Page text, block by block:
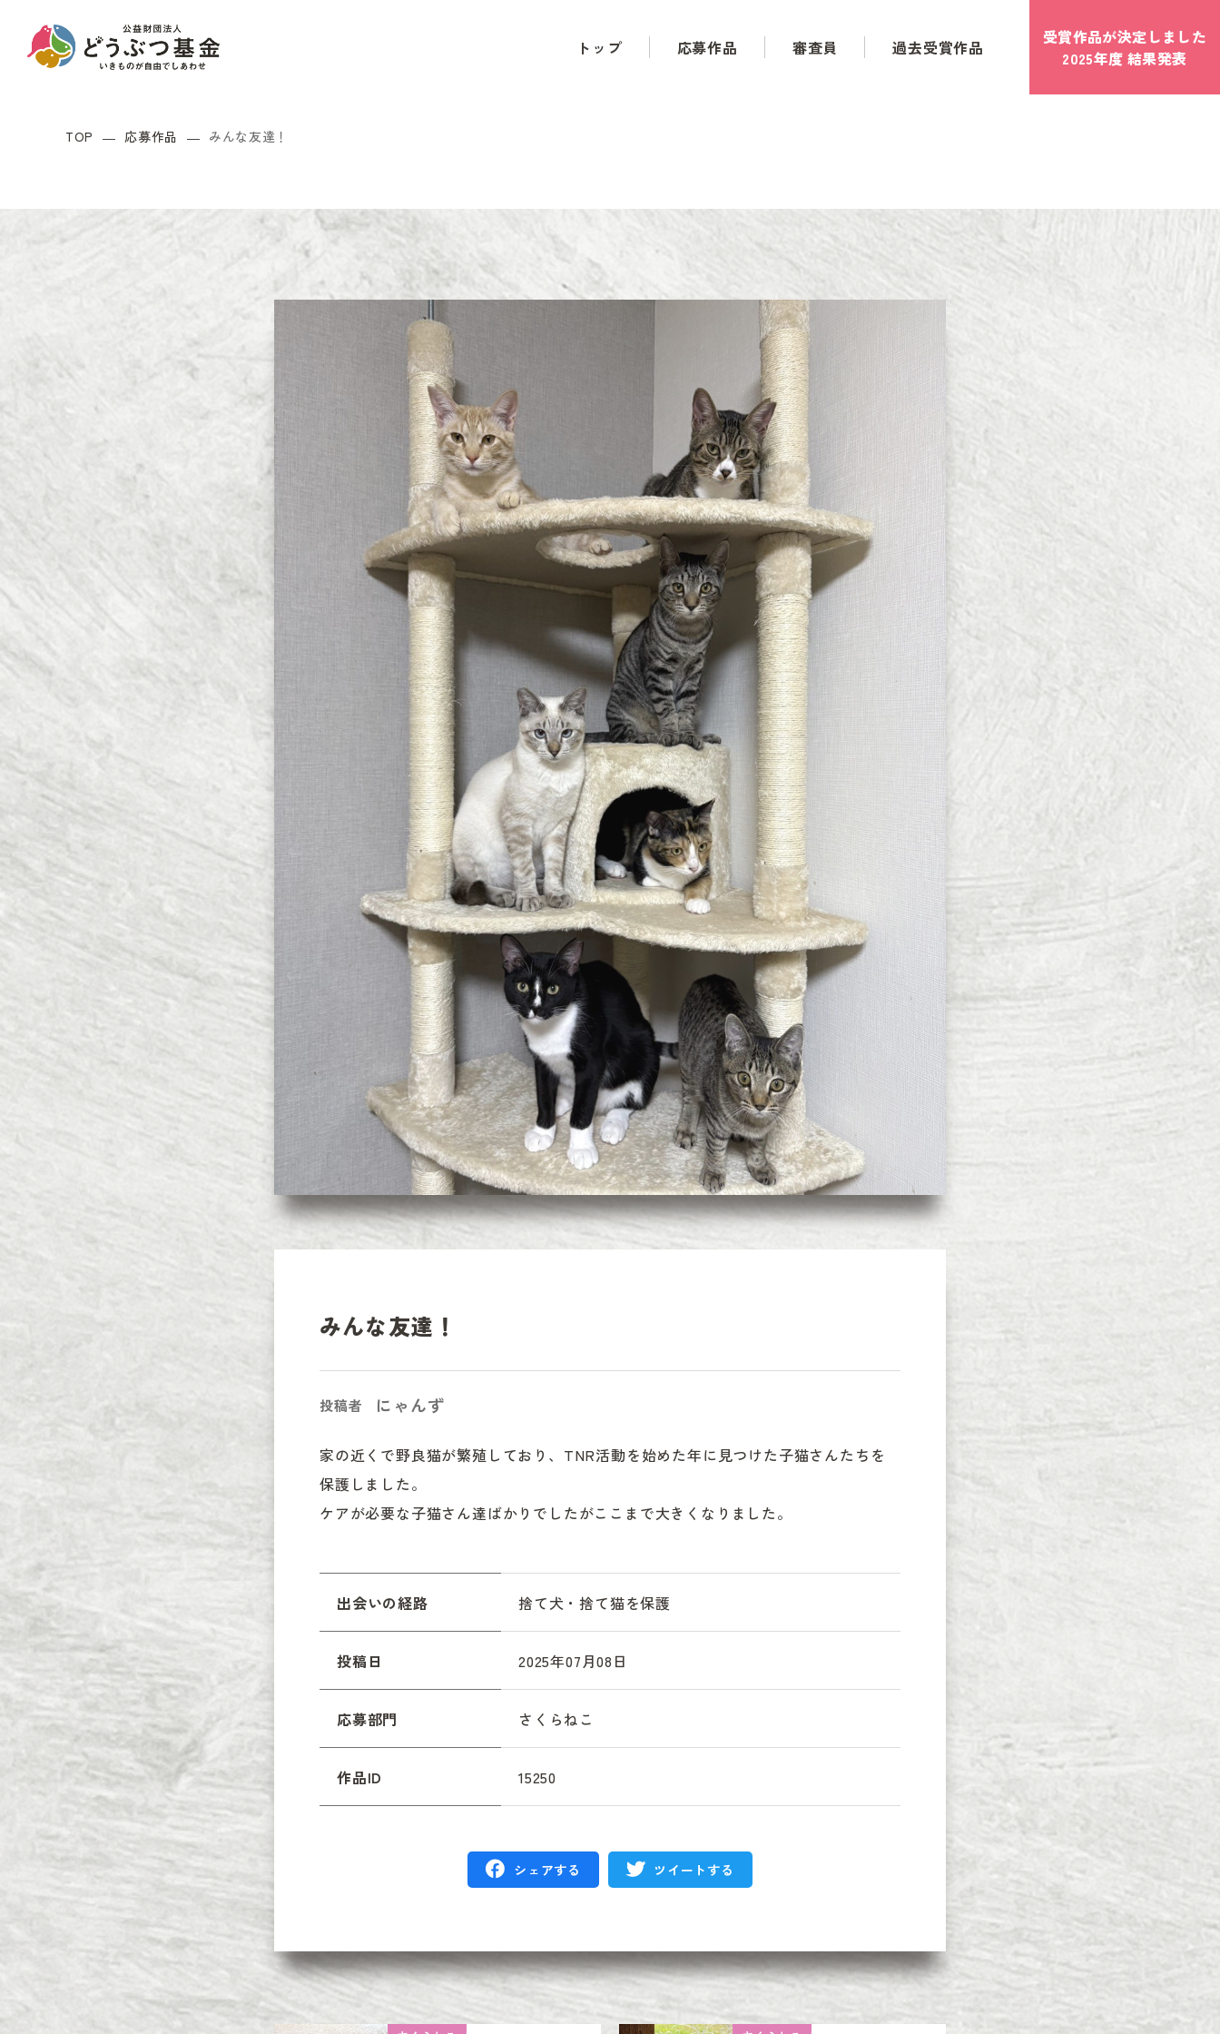
トップ 応募作品 審査員 過去受賞作品
受賞作品が決定しました
2025年度 結果発表
TOP 応募作品 みんな友達！
みんな友達！
投稿者 にゃんず
家の近くで野良猫が繁殖しており、TNR活動を始めた年に見つけた子猫さんたちを
保護しました。
ケアが必要な子猫さん達ばかりでしたがここまで大きくなりました。
出会いの経路 捨て犬・捨て猫を保護
投稿日 2025年07月08日
応募部門 さくらねこ
作品ID 15250
シェアする ツイートする